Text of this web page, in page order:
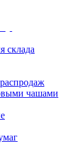
склада
чашами